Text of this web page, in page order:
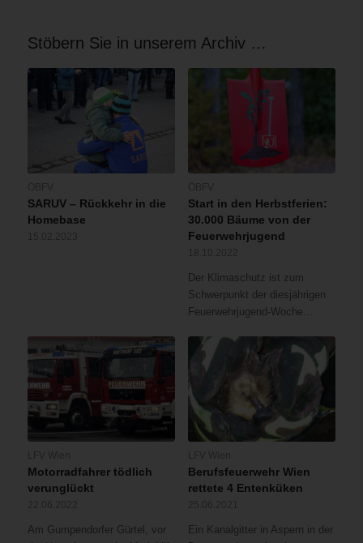
Stöbern Sie in unserem Archiv …
SARUV – Rückkehr in die
Homebase
Start in den Herbstferien:
30.000 Bäume von der
Feuerwehrjugend
Der Klimaschutz ist zum
Schwerpunkt der diesjährigen
Feuerwehrjugend-Woche…
Motorradfahrer tödlich
verunglückt
Am Gumpendorfer Gürtel, vor
Berufsfeuerwehr Wien
rettete 4 Entenküken
Ein Kanalgitter in Aspern in der